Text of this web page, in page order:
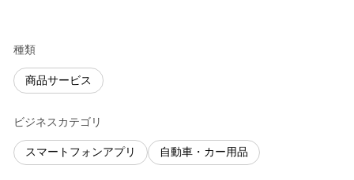
種類
商品サービス
ビジネスカテゴリ
スマートフォンアプリ 自動車・カー用品